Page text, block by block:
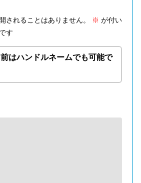
されることはありません。 ※ が付い
す
はハンドルネームでも可能で